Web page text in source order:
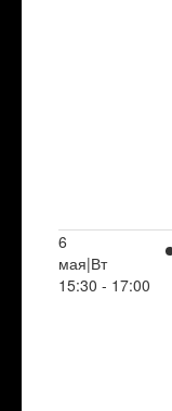
6
мая|Вт
15:30 - 17:00